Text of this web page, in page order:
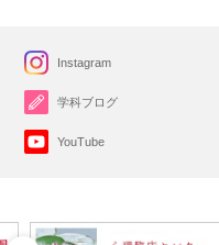
Instagram
学科ブログ
YouTube